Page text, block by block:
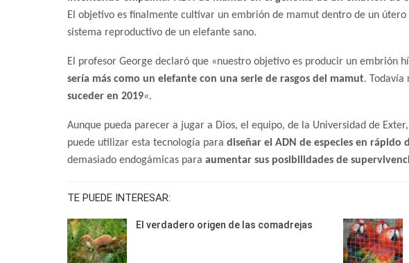
El objetivo es finalmente cultivar un embrión de mamut dentro de un
sistema reproductivo de un elefante sano.
El profesor George declaró que «nuestro objetivo es producir un embrión
sería más como un elefante con una serie de rasgos del mamut. Todavía
suceder en 2019«.
Aunque pueda parecer a jugar a Dios, el equipo, de la Universidad de
puede utilizar esta tecnología para diseñar el ADN de especies en rápido
demasiado endogámicas para aumentar sus posibilidades de
TE PUEDE INTERESAR:
El verdadero origen de las comadrejas